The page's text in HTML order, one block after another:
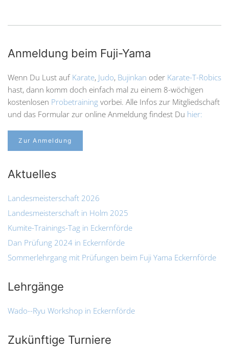
Anmeldung beim Fuji-Yama
Wenn Du Lust auf Karate, Judo, Bujinkan oder Karate-T-Robics
hast, dann komm doch einfach mal zu einem 8-wöchigen
kostenlosen Probetraining vorbei. Alle Infos zur Mitgliedschaft
und das Formular zur online Anmeldung findest Du hier:
Zur Anmeldung
Aktuelles
Landesmeisterschaft 2026
Landesmeisterschaft in Holm 2025
Kumite-Trainings-Tag in Eckernförde
Dan Prüfung 2024 in Eckernförde
Sommerlehrgang mit Prüfungen beim Fuji Yama Eckernförde
Lehrgänge
Wado--Ryu Workshop in Eckernförde
Zukünftige Turniere